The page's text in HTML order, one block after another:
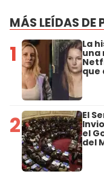
MÁS LEÍDAS DE
1 La
una
que
2 El
el
del